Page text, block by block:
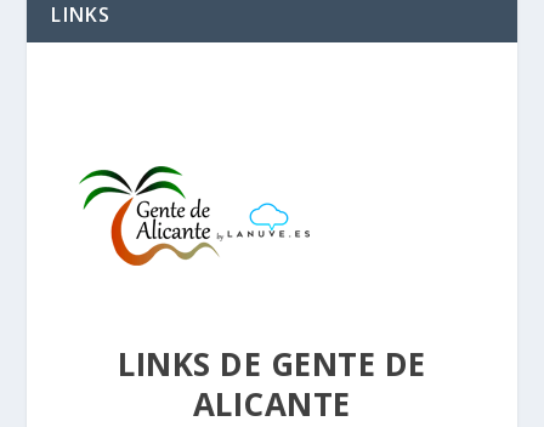
LINKS
LINKS DE GENTE DE
ALICANTE